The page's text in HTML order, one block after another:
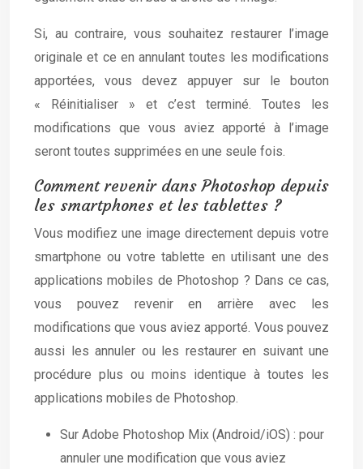
Si, au contraire, vous souhaitez restaurer l’image
originale et ce en annulant toutes les modifications
apportées, vous devez appuyer sur le bouton
« Réinitialiser » et c’est terminé. Toutes les
modifications que vous aviez apporté à l’image
seront toutes supprimées en une seule fois.
Comment revenir dans Photoshop depuis
les smartphones et les tablettes ?
Vous modifiez une image directement depuis votre
smartphone ou votre tablette en utilisant une des
applications mobiles de Photoshop ? Dans ce cas,
vous pouvez revenir en arrière avec les
modifications que vous aviez apporté. Vous pouvez
aussi les annuler ou les restaurer en suivant une
procédure plus ou moins identique à toutes les
applications mobiles de Photoshop.
Sur Adobe Photoshop Mix (Android/iOS) : pour
annuler une modification que vous aviez